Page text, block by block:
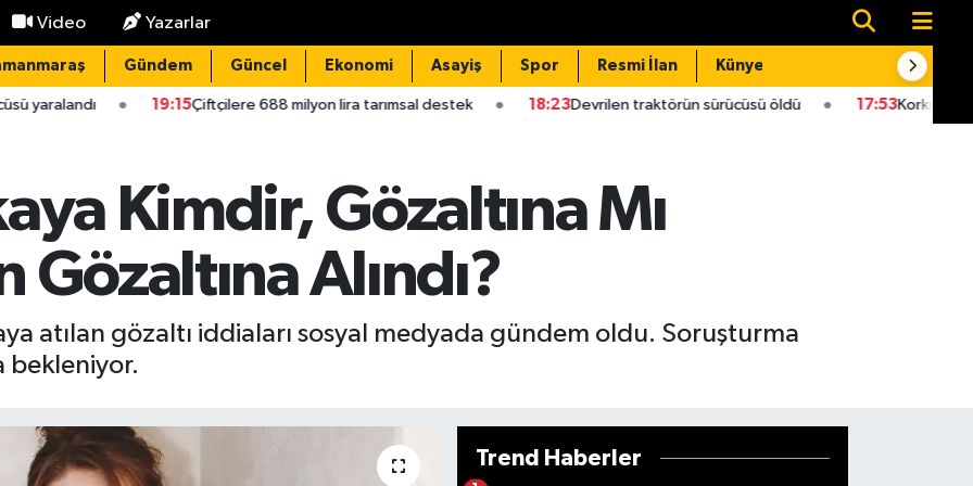
Video Yazarlar
Gündem Güncel Ekonomi Asayiş Spor Resmi İlan Künye
19:15Çiftçilere 688 milyon lira tarımsal destek 18:23Devrilen traktörün sürücüsü öldü 17:53Korkunç olay: İpek
Kimdir, Gözaltına Mı
Gözaltına Alındı?
atılan gözaltı iddiaları sosyal medyada gündem oldu. Soruşturma
bekleniyor.
Trend Haberler